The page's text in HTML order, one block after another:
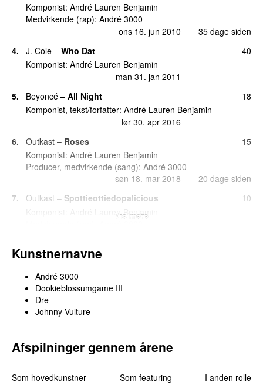
ons 16. jun 2010 35 dage siden
Komponist: André Lauren Benjamin
Medvirkende (rap): André 3000
4. J. Cole – Who Dat
man 31. jan 2011
40
Komponist: André Lauren Benjamin
5. Beyoncé – All Night
lør 30. apr 2016
18
Komponist, tekst/forfatter: André Lauren Benjamin
6. Outkast – Roses
søn 18. mar 2018 20 dage siden
15
Komponist: André Lauren Benjamin
Producer, medvirkende (sang): André 3000
7. Outkast – Spottieottiedopalicious
10
André Lauren Benjamin
8. Outkast–B.O.B
Medvirkende (rap):
Outkast– Player’s Ball (Video Version)
lør 27. okt 2018
(Instrumental)
Vis mere
Kunstnernavne
André 3000
Dookieblossumgame III
Dre
Johnny Vulture
Afspilninger gennem årene
Som hovedkunstner Som featuring I anden rolle